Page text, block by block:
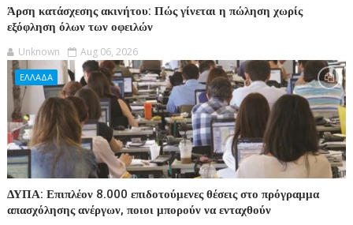
Άρση κατάσχεσης ακινήτου: Πώς γίνεται η πώληση χωρίς
εξόφληση όλων των οφειλών
Unknown Aug 06, 2026
ΕΛΛΑΔΑ
ΔΥΠΑ: Επιπλέον 8.000 επιδοτούμενες θέσεις στο πρόγραμμα
απασχόλησης ανέργων, ποιοι μπορούν να ενταχθούν